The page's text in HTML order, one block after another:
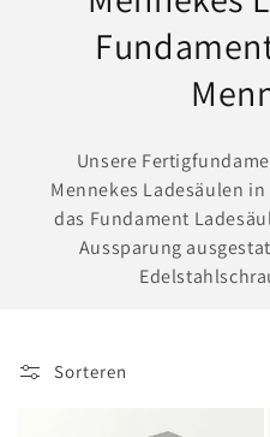
c
t
Unsere
Mennekes Ladesäulen
das Fundament
Aussparung
Sorteren